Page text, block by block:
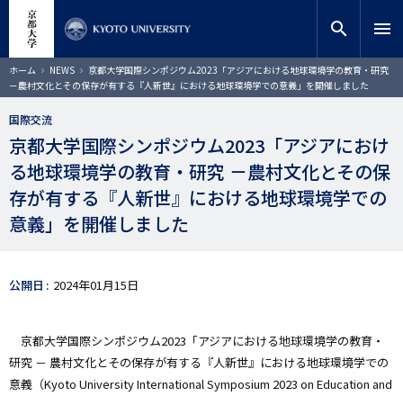
コ
テ
ン
に
移
動
サイト内検索
検索
search menu
ホーム NEWS
京都大学国際シンポジウム2023「アジアにおける地球環境学の教育・研究
－農村文化とその保存が有する『人新世』における地球環境学での意義」を開催しました
国際交流
京都大学国際シンポジウム2023「アジアにおけ
る地球環境学の教育・研究 －農村文化とその保
存が有する『人新世』における地球環境学での
意義」を開催しました
公開日 2024年01月15日
京都大学国際シンポジウム2023「アジアにおける地球環境学の教育・
研究 － 農村文化とその保存が有する『人新世』における地球環境学での
意義（Kyoto University International Symposium 2023 on Education and